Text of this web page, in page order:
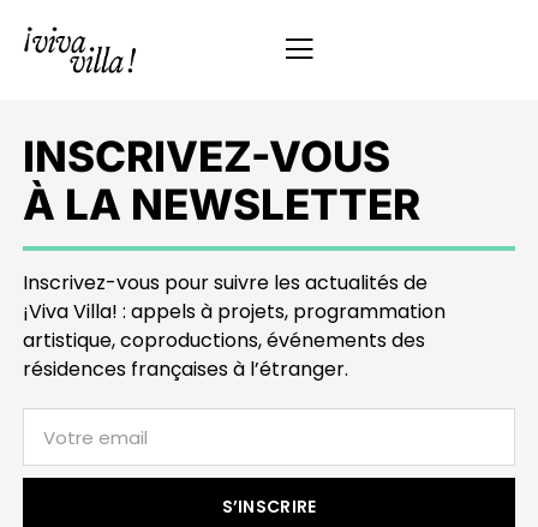
INSCRIVEZ-VOUS
À LA NEWSLETTER
Inscrivez-vous pour suivre les actualités de
¡Viva Villa! : appels à projets, programmation
artistique, coproductions, événements des
résidences françaises à l’étranger.
S’INSCRIRE